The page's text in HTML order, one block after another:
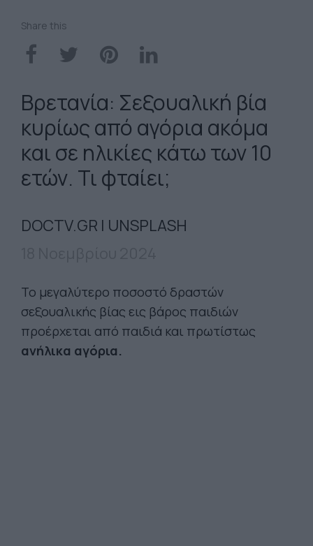
Share this
Βρετανία: Σεξουαλική βία
κυρίως από αγόρια ακόμα
και σε ηλικίες κάτω των 10
ετών. Τι φταίει;
DOCTV.GR | UNSPLASH
Το μεγαλύτερο ποσοστό δραστών
σεξουαλικής βίας εις βάρος παιδιών
προέρχεται από παιδιά και πρωτίστως
ανήλικα αγόρια.